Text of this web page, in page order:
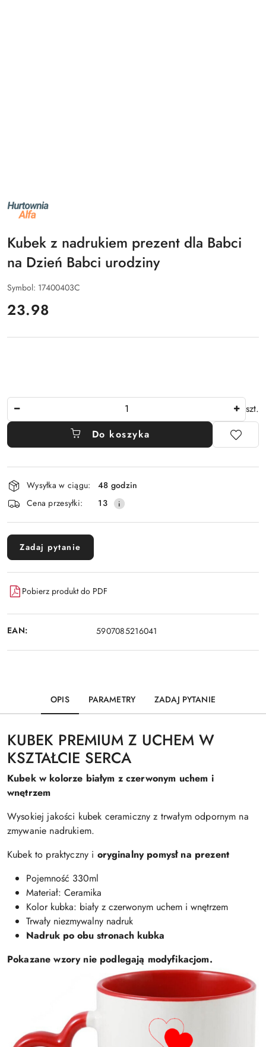
NAZWA
PRODUCENTA:
ALFA
Kubek z nadrukiem prezent dla Babci
na Dzień Babci urodziny
Symbol: 17400403C
cena:
23.98
szt.
Do koszyka
Dostępność
i
dostawa
Wysyłka w ciągu:
48 godzin
Cena przesyłki:
13
Zadaj pytanie
Pobierz produkt do PDF
EAN: 5907085216041
OPIS PARAMETRY ZADAJ PYTANIE
KUBEK PREMIUM Z UCHEM W
KSZTAŁCIE SERCA
Kubek w kolorze białym z czerwonym uchem i
wnętrzem
Wysokiej jakości kubek ceramiczny z trwałym odpornym na
zmywanie nadrukiem.
Kubek to praktyczny i oryginalny pomysł na prezent
Pojemność 330ml
Materiał: Ceramika
Kolor kubka: biały z czerwonym uchem i wnętrzem
Trwały niezmywalny nadruk
Nadruk po obu stronach kubka
Pokazane wzory nie podlegają modyfikacjom.